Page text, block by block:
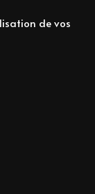
de vos